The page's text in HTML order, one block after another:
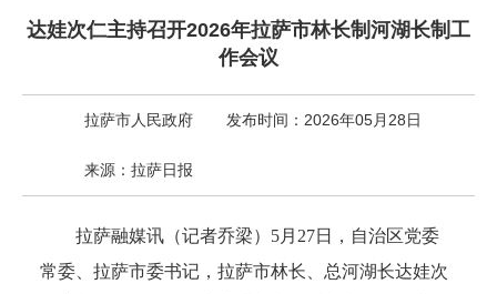
达娃次仁主持召开2026年拉萨市林长制河湖长制工
作会议
拉萨市人民政府 发布时间：2026年05月28日
来源：拉萨日报
拉萨融媒讯（记者乔梁）5月27日，自治区党委
常委、拉萨市委书记，拉萨市林长、总河湖长达娃次